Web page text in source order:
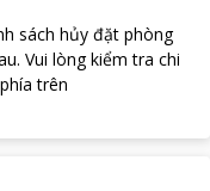
sách hủy đặt phòng
. Vui lòng kiểm tra chi
trên